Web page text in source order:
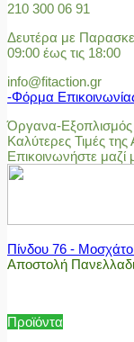
210 300 06 91
Δευτέρα με
09:00 έως τις 18:00
info@fitaction.gr
-Φόρμα
Όργανα-Εξοπλισμός
Καλύτερες Τιμές
Επικοινωνήστε μαζί
Πίνδου 76 -
Αποστολή
Προϊόντα